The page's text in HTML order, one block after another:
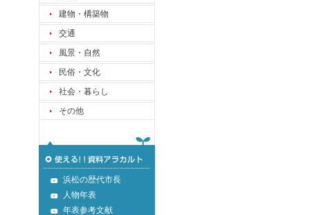
建物・構築物
交通
風景・自然
民俗・文化
社会・暮らし
その他
浜松の歴代市長
人物年表
年表参考文献